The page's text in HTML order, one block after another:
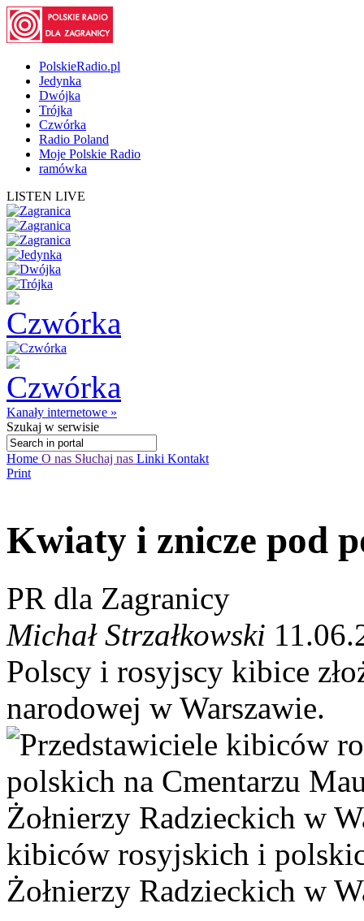
PolskieRadio.pl
Jedynka
Dwójka
Trójka
Czwórka
Radio Poland
Moje Polskie Radio
ramówka
LISTEN LIVE
Kanały internetowe »
Szukaj w serwisie
Home O nas Słuchaj nas Linki Kontakt
Print
Kwiaty i znicze pod
PR dla Zagranicy
Michał Strzałkowski
Polscy i rosyjscy kibice
narodowej w Warszawie.
kibiców rosyjskich i
Żołnierzy Radzieckich w